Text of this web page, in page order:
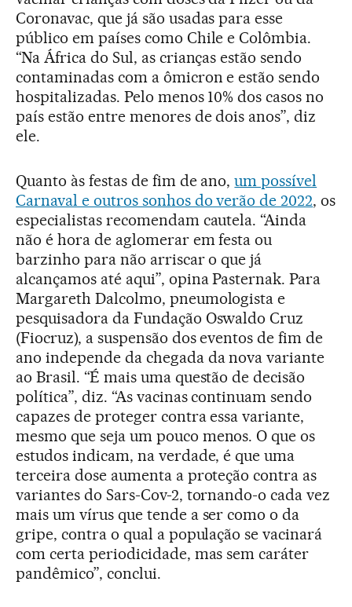
Coronavac, que já são usadas para esse
público em países como Chile e Colômbia.
“Na África do Sul, as crianças estão sendo
contaminadas com a ômicron e estão sendo
hospitalizadas. Pelo menos 10% dos casos no
país estão entre menores de dois anos”, diz
ele.
Quanto às festas de fim de ano,um possível
Carnaval e outros sonhos do verão de 2022, os
especialistas recomendam cautela. “Ainda
não é hora de aglomerar em festa ou
barzinho para não arriscar o que já
alcançamos até aqui”, opina Pasternak. Para
Margareth Dalcolmo, pneumologista e
pesquisadora da Fundação Oswaldo Cruz
(Fiocruz), a suspensão dos eventos de fim de
ano independe da chegada da nova variante
ao Brasil. “É mais uma questão de decisão
política”, diz. “As vacinas continuam sendo
capazes de proteger contra essa variante,
mesmo que seja um pouco menos. O que os
estudos indicam, na verdade, é que uma
terceira dose aumenta a proteção contra as
variantes do Sars-Cov-2, tornando-o cada vez
mais um vírus que tende a ser como o da
gripe, contra o qual a população se vacinará
com certa periodicidade, mas sem caráter
pandêmico”, conclui.